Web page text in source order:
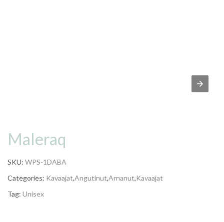
Maleraq
SKU: WPS-1DABA
Categories: Kavaajat,Angutinut,Arnanut,Kavaajat
Tag: Unisex